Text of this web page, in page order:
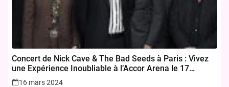
Concert de Nick Cave & The Bad Seeds à Paris : Vivez
une Expérience Inoubliable à l’Accor Arena le 17
novembre 2024
16 mars 2024